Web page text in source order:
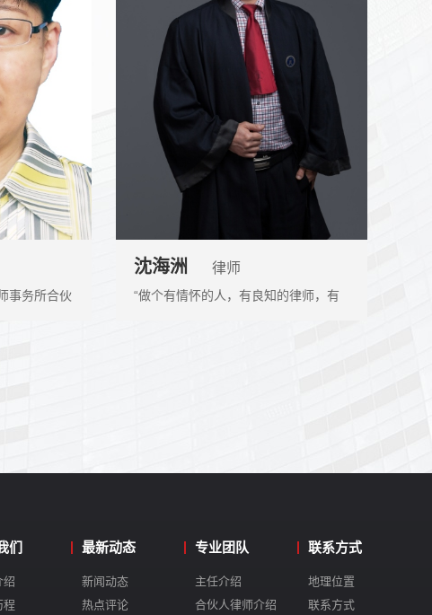
事务所合伙
沈海洲 律师
“做个有情怀的人，有良知的律师，有
们
绍
程
最新动态
新闻动态
热点评论
专业团队
主任介绍
合伙人律师介绍
联系方式
地理位置
联系方式